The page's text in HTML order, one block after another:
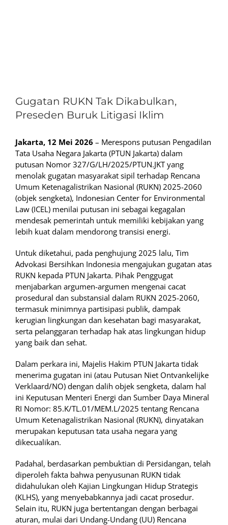
Larger
Image
Gugatan RUKN Tak Dikabulkan,
Preseden Buruk Litigasi Iklim
Jakarta, 12 Mei 2026 – Merespons putusan Pengadilan
Tata Usaha Negara Jakarta (PTUN Jakarta) dalam
putusan Nomor 327/G/LH/2025/PTUN.JKT yang
menolak gugatan masyarakat sipil terhadap Rencana
Umum Ketenagalistrikan Nasional (RUKN) 2025-2060
(objek sengketa), Indonesian Center for Environmental
Law (ICEL) menilai putusan ini sebagai kegagalan
mendesak pemerintah untuk memiliki kebijakan yang
lebih kuat dalam mendorong transisi energi.
Untuk diketahui, pada penghujung 2025 lalu, Tim
Advokasi Bersihkan Indonesia mengajukan gugatan atas
RUKN kepada PTUN Jakarta. Pihak Penggugat
menjabarkan argumen-argumen mengenai cacat
prosedural dan substansial dalam RUKN 2025-2060,
termasuk minimnya partisipasi publik, dampak
kerugian lingkungan dan kesehatan bagi masyarakat,
serta pelanggaran terhadap hak atas lingkungan hidup
yang baik dan sehat.
Dalam perkara ini, Majelis Hakim PTUN Jakarta tidak
menerima gugatan ini (atau Putusan Niet Ontvankelijke
Verklaard/NO) dengan dalih objek sengketa, dalam hal
ini Keputusan Menteri Energi dan Sumber Daya Mineral
RI Nomor: 85.K/TL.01/MEM.L/2025 tentang Rencana
Umum Ketenagalistrikan Nasional (RUKN), dinyatakan
merupakan keputusan tata usaha negara yang
dikecualikan.
Padahal, berdasarkan pembuktian di Persidangan, telah
diperoleh fakta bahwa penyusunan RUKN tidak
didahulukan oleh Kajian Lingkungan Hidup Strategis
(KLHS), yang menyebabkannya jadi cacat prosedur.
Selain itu, RUKN juga bertentangan dengan berbagai
aturan, mulai dari Undang-Undang (UU) Rencana